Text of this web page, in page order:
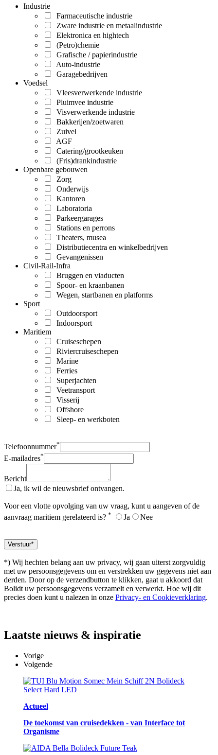
Industrie
Farmaceutische industrie
Zware industrie en metaalindustrie
Elektronica en hightech
(Petro)chemie
Grafische / papierindustrie
Auto-industrie
Garagebedrijven
Voedsel
Vleesverwerkende industrie
Pluimvee industrie
Visverwerkende industrie
Bakkerijen/zoetwaren
Zuivel
AGF
Catering/grootkeuken
(Fris)drankindustrie
Openbare gebouwen
Zorg
Onderwijs
Kantoren
Laboratoria
Parkeergarages
Stations en perrons
Theaters, musea
Distributiecentra en winkelbedrijven
Gevangenissen
Civil-Rail-Infra
Bruggen en viaducten
Spoor- en kraanbanen
Wegen, startbanen en platforms
Sport
Outdoorsport
Indoorsport
Maritiem
Cruiseschepen
Riviercruiseschepen
Marine
Ferries
Superjachten
Veetransport
Visserij
Offshore
Sleep- en werkboten
Telefoonnummer*
E-mailadres*
Bericht
Ja, ik wil de nieuwsbrief ontvangen.
Voor een vlotte opvolging van uw vraag, kunt u aangeven of de
aanvraag maritiem gerelateerd is? * Ja Nee
*) Wij hechten belang aan uw privacy, wij gaan uiterst zorgvuldig
met uw persoonsgegevens om en verstrekken uw gegevens niet aan
derden. Door op de verzendbutton te klikken, gaat u akkoord dat
Bolidt uw persoonsgegevens verzamelt en verwerkt. Hoe wij dit
precies doen kunt u nalezen in onze Privacy- en Cookieverklaring.
Laatste nieuws & inspiratie
Vorige
Volgende
Actueel
De toekomst van cruisedekken - van Interface tot
Organisme